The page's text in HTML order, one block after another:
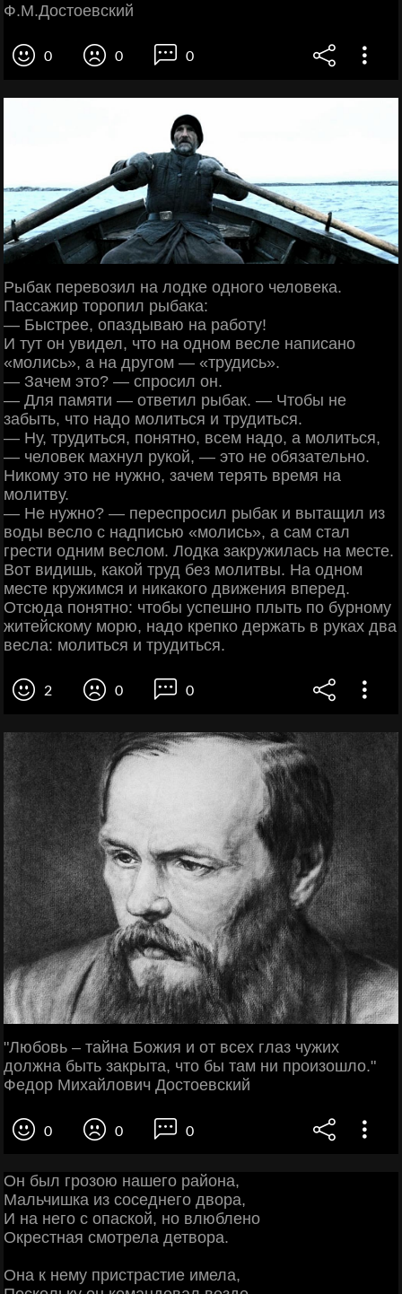
Ф.М.Достоевский
0 0 0
Рыбак перевозил на лодке одного человека.
Пассажир торопил рыбака:
— Быстрее, опаздываю на работу!
И тут он увидел, что на одном весле написано
«молись», а на другом — «трудись».
— Зачем это? — спросил он.
— Для памяти — ответил рыбак. — Чтобы не
забыть, что надо молиться и трудиться.
— Ну, трудиться, понятно, всем надо, а молиться,
— человек махнул рукой, — это не обязательно.
Никому это не нужно, зачем терять время на
молитву.
— Не нужно? — переспросил рыбак и вытащил из
воды весло с надписью «молись», а сам стал
грести одним веслом. Лодка закружилась на месте.
Вот видишь, какой труд без молитвы. На одном
месте кружимся и никакого движения вперед.
Отсюда понятно: чтобы успешно плыть по бурному
житейскому морю, надо крепко держать в руках два
весла: молиться и трудиться.
2 0 0
"Любовь – тайна Божия и от всех глаз чужих
должна быть закрыта, что бы там ни произошло."
Федор Михайлович Достоевский
0 0 0
Он был грозою нашего района,
Мальчишка из соседнего двора,
И на него с опаской, но влюблено
Окрестная смотрела детвора.
Она к нему пристрастие имела,